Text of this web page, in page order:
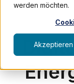
werden möchten.
Akzeptieren